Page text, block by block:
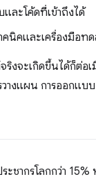
ละโค้ดที่เข้าถึงได้
คนิคและเครื่องมือท
งจะเกิดขึ้นได้ก็ต่
งแผน การออกแบบ
ะชากรโลกกว่า